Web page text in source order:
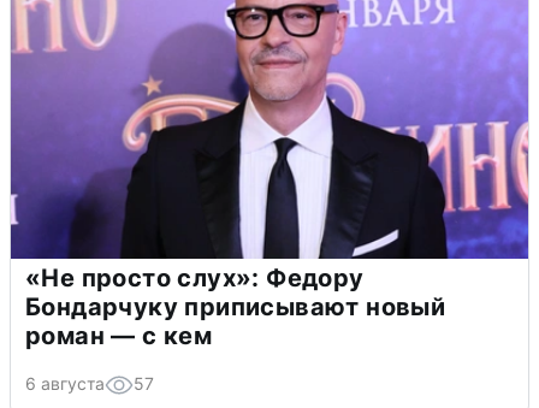
«Не просто слух»: Федору
Бондарчуку приписывают новый
роман — с кем
6 августа 57